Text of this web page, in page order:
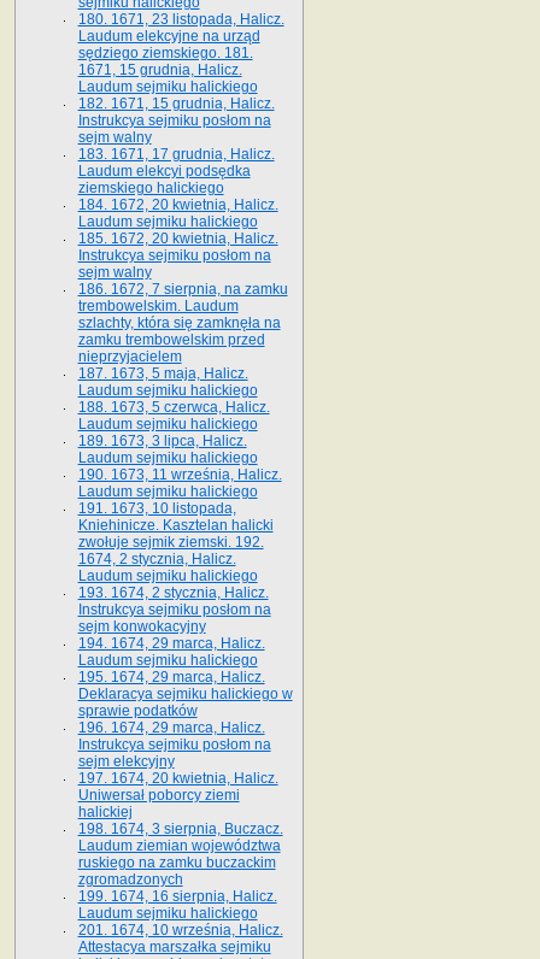
180. 1671, 23 listopada, Halicz.
Laudum elekcyjne na urząd
sędziego ziemskiego. 181.
1671, 15 grudnia, Halicz.
Laudum sejmiku halickiego
182. 1671, 15 grudnia, Halicz.
Instrukcya sejmiku posłom na
sejm walny
183. 1671, 17 grudnia, Halicz.
Laudum elekcyi podsędka
ziemskiego halickiego
184. 1672, 20 kwietnia, Halicz.
Laudum sejmiku halickiego
185. 1672, 20 kwietnia, Halicz.
Instrukcya sejmiku posłom na
sejm walny
186. 1672, 7 sierpnia, na zamku
trembowelskim. Laudum
szlachty, która się zamknęła na
zamku trembowelskim przed
nieprzyjacielem
187. 1673, 5 maja, Halicz.
Laudum sejmiku halickiego
188. 1673, 5 czerwca, Halicz.
Laudum sejmiku halickiego
189. 1673, 3 lipca, Halicz.
Laudum sejmiku halickiego
190. 1673, 11 września, Halicz.
Laudum sejmiku halickiego
191. 1673, 10 listopada,
Kniehinicze. Kasztelan halicki
zwołuje sejmik ziemski. 192.
1674, 2 stycznia, Halicz.
Laudum sejmiku halickiego
193. 1674, 2 stycznia, Halicz.
Instrukcya sejmiku posłom na
sejm konwokacyjny
194. 1674, 29 marca, Halicz.
Laudum sejmiku halickiego
195. 1674, 29 marca, Halicz.
Deklaracya sejmiku halickiego w
sprawie podatków
196. 1674, 29 marca, Halicz.
Instrukcya sejmiku posłom na
sejm elekcyjny
197. 1674, 20 kwietnia, Halicz.
Uniwersał poborcy ziemi
halickiej
198. 1674, 3 sierpnia, Buczacz.
Laudum ziemian województwa
ruskiego na zamku buczackim
zgromadzonych
199. 1674, 16 sierpnia, Halicz.
Laudum sejmiku halickiego
201. 1674, 10 września, Halicz.
Attestacya marszałka sejmiku